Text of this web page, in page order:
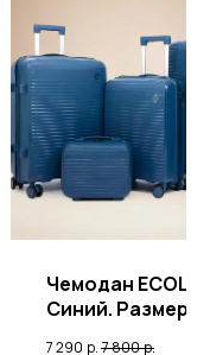
Чемодан
Синий. Размер L
7 290 р. 7 800р.